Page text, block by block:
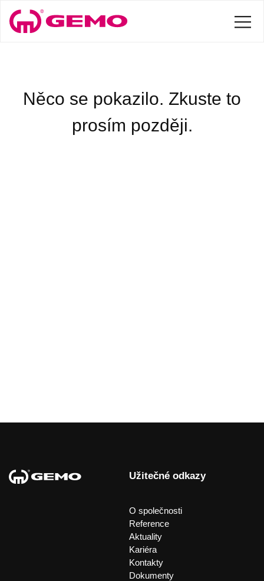
Něco se pokazilo. Zkuste to
prosím později.
Užitečné odkazy
O společnosti
Reference
Aktuality
Kariéra
Kontakty
Dokumenty